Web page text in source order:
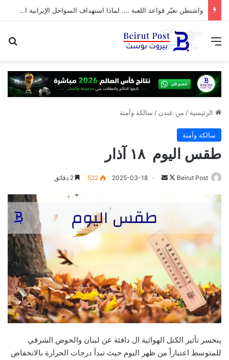
واشنطن تغيّر قواعد اللعبة …. لماذا استهداف السواحل الإيرانية الآن؟
القائمة
الرئيسية / من عندن / سالكة وآمنة
سالكة وآمنة
طقس اليوم ١٨ آذار
Beirut Post
تابعأرسل 2025-03-18
522
ينحسر تأثير الكتل الهوائية ال دافئة عن لبنان والحوض الشرقي
للمتوسط اعتباراً من ظهر اليوم حيث تبدأ درجات الحرارة بالانخفاض